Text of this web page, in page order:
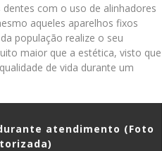
com o uso de alinhadores
aqueles aparelhos fixos
população realize o seu
maior que a estética, visto que
de vida durante um
atendimento (Foto